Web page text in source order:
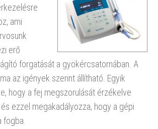
ami
erő
forgatását a gyökércsatornában. A
az igények szerint állítható. Egyik
hogy a fej megszorulását érzékelve
ezzel megakadályozza, hogy a gépi